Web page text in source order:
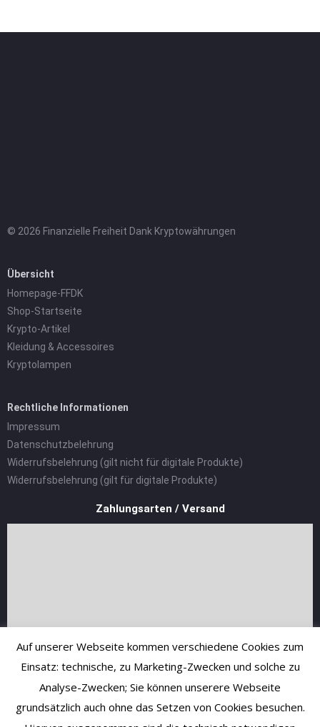
© 2026 Finanzielle Freiheit Dank Kryptowährungen
Übersicht
Homepage-FFDK
Shop-Startseite
Krypto-Artikel
Kleidung & Accessoires
Kryptolampen
Rechtliche Informationen
Impressum
Datenschutzbelehrung
Widerrufsbelehrung (gilt nicht für digitale Produkte)
Widerrufsbelehrung (gilt für digitale Produkte)
Zahlungsarten / Versand
Auf unserer Webseite kommen verschiedene Cookies zum
Einsatz: technische, zu Marketing-Zwecken und solche zu
Analyse-Zwecken; Sie können unserere Webseite
grundsätzlich auch ohne das Setzen von Cookies besuchen.